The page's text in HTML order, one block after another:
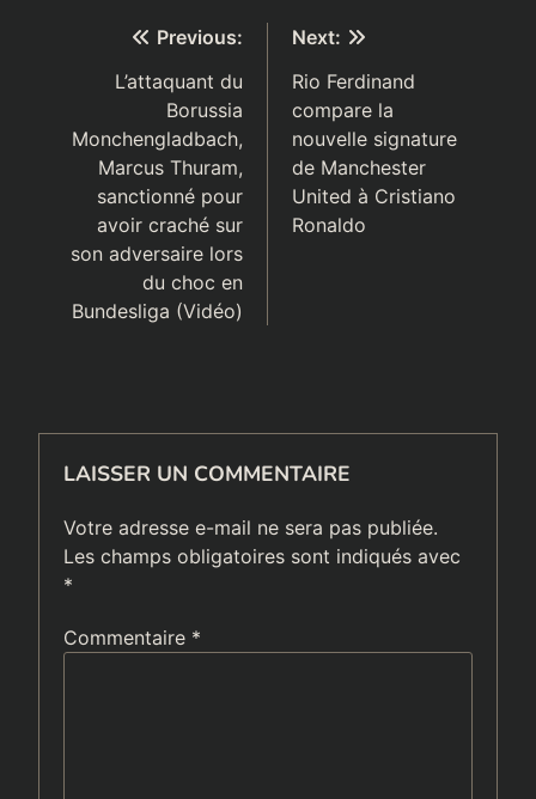
supprimée des
archives nationales
Navigation
l’article
Previous:
L’attaquant du
Borussia
Monchengladbach,
Marcus Thuram,
sanctionné pour
avoir craché sur
son adversaire lors
du choc en
Bundesliga (Vidéo)
Next:
Rio Ferdinand
compare la
nouvelle signature
de Manchester
United à Cristiano
Ronaldo
LAISSER UN COMMENTAIRE
Votre adresse e-mail ne sera pas publiée.
Les champs obligatoires sont indiqués avec
*
Commentaire *